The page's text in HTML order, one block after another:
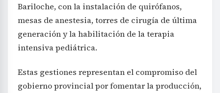
Bariloche, con la instalación de quirófanos,
mesas de anestesia, torres de cirugía de última
generación y la habilitación de la terapia
intensiva pediátrica.
Estas gestiones representan el compromiso del
gobierno provincial por fomentar la producción,